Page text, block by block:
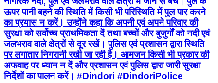
ऊपर पानी बहने की स्थिति में किसी भी परिस्थिति में पुल पार करने
का प्रयास न करें। उन्होंने कहा कि अपनी एवं अपने परिवार की
सुरक्षा को सर्वोच्च प्राथमिकता दें तथा बच्चों और बुजुर्गों को नदी एवं
जलभराव वाले क्षेत्रों से दूर रखें। पुलिस एवं प्रशासन द्वारा स्थिति
पर लगातार निगरानी रखी जा रही है। आमजन किसी भी प्रकार की
अफवाह पर ध्यान न दें और प्रशासन एवं पुलिस द्वारा जारी सुरक्षा
निर्देशों का पालन करें। #Dindori #DindoriPolice